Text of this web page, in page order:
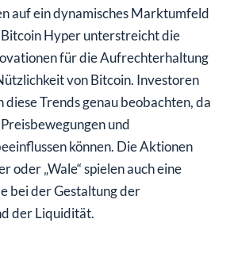
auf ein dynamisches Marktumfeld
Hyper unterstreicht die
für die Aufrechterhaltung
von Bitcoin. Investoren
Trends genau beobachten, da
und
können. Die Aktionen
oder „Wale“ spielen auch eine
bei der Gestaltung der
der Liquidität.